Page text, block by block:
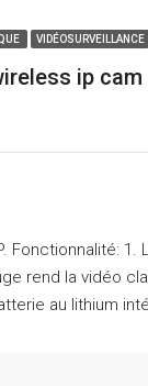
VIDÉOSURVEILLANCE
ip cam
Fonctionnalité: 1.
rend la vidéo
au lithium